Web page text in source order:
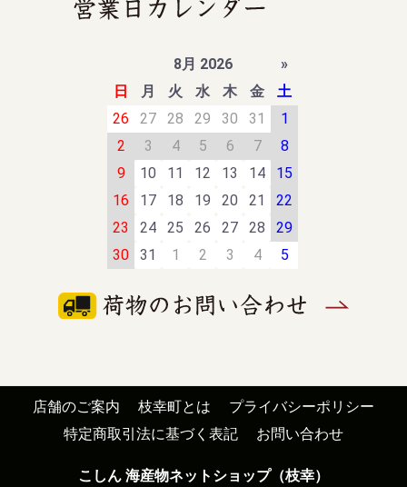
8月 2026
»
日
月 火 水 木 金
土
26
27 28 29 30 31
1
2
3 4 5 6 7
8
9
10 11 12 13 14
15
16
17 18 19 20 21
22
23
24 25 26 27 28
29
30
31 1 2 3 4 5
店舗のご案内 枝幸町とは
プライバシーポリシー
特定商取引法に基づく表記
お問い合わせ
こしん 海産物ネットショップ（枝幸）